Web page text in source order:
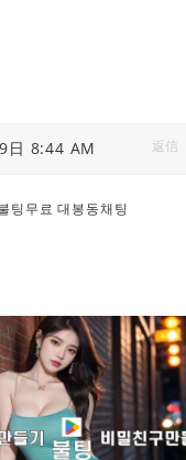
日 8:44 AM 返信
팅무료 대봉동채팅